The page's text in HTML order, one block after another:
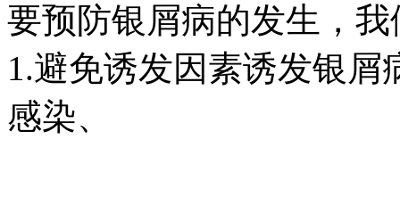
要预防银屑病的发生，
1.避免诱发因素诱发银
感染、